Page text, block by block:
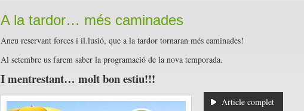
A la tardor… més caminades
Aneu reservant forces i il.lusió, que a la tardor tornaran més caminades!
Al setembre us farem saber la programació de la nova temporada.
I mentrestant… molt bon estiu!!!
Article complet